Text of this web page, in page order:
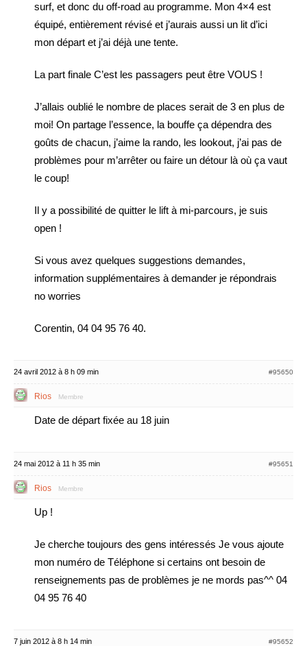
surf, et donc du off-road au programme. Mon 4×4 est
équipé, entièrement révisé et j’aurais aussi un lit d’ici
mon départ et j’ai déjà une tente.
La part finale C’est les passagers peut être VOUS !
J’allais oublié le nombre de places serait de 3 en plus de
moi! On partage l’essence, la bouffe ça dépendra des
goûts de chacun, j’aime la rando, les lookout, j’ai pas de
problèmes pour m’arrêter ou faire un détour là où ça vaut
le coup!
Il y a possibilité de quitter le lift à mi-parcours, je suis
open !
Si vous avez quelques suggestions demandes,
information supplémentaires à demander je répondrais
no worries
Corentin, 04 04 95 76 40.
24 avril 2012 à 8 h 09 min #95650
Rios Membre
Date de départ fixée au 18 juin
24 mai 2012 à 11 h 35 min #95651
Rios Membre
Up !
Je cherche toujours des gens intéressés Je vous ajoute
mon numéro de Téléphone si certains ont besoin de
renseignements pas de problèmes je ne mords pas^^ 04
04 95 76 40
7 juin 2012 à 8 h 14 min #95652